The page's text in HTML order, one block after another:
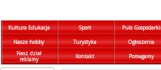
Kultura Edukacja Sport Puls Gospodarki
Nasze hobby
Turystyka Ogłoszenia
Nasz dział
reklamy
Kontakt Pomagamy